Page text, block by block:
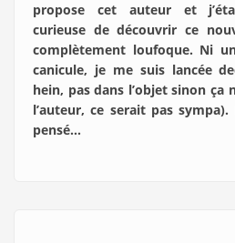
propose cet auteur et
curieuse de découvrir ce
complètement loufoque. Ni
canicule, je me suis lancée
hein, pas dans l’objet sinon ça
l’auteur, ce serait pas
pensé…